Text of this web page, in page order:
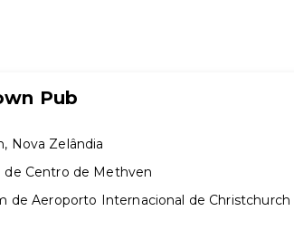
Pub
, Nova Zelândia
de Centro de Methven
de Aeroporto Internacional de Christchurch